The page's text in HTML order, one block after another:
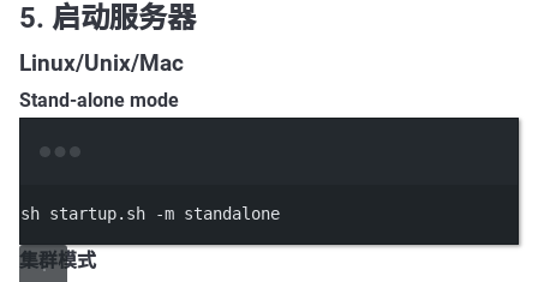
5. 启动服务器
Linux/Unix/Mac
Stand-alone mode
sh startup.sh -m standalone
集群模式